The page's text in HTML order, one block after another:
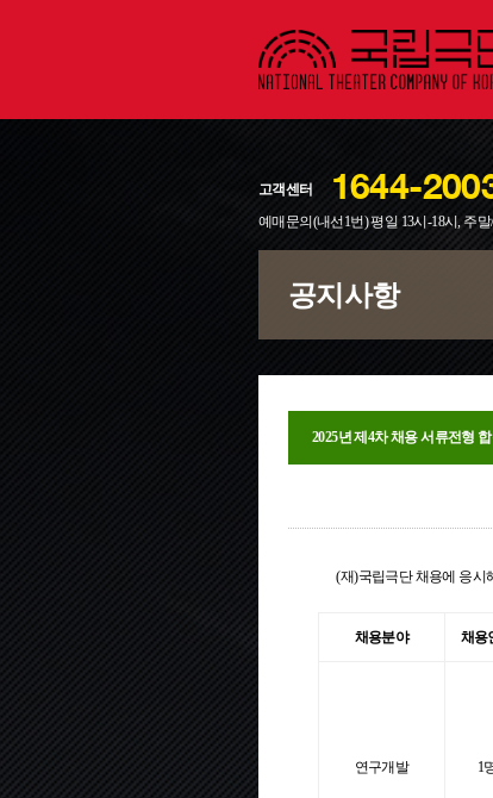
고객센터 1644-
예매문의(내선1번) 평일 13시-18시, 주
공지사항
2025년 제4차 채용 서류전형
(재)국립극단 채용에 응시
채용분야 채용
연구개발 1